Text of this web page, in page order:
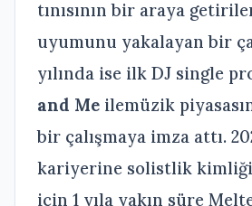
tınısının bir araya
uyumunu yakalayan bir
yılında ise ilk DJ single
and Me ilemüzik
bir çalışmaya imza attı.
kariyerine solistlik
için 1 yıla yakın süre